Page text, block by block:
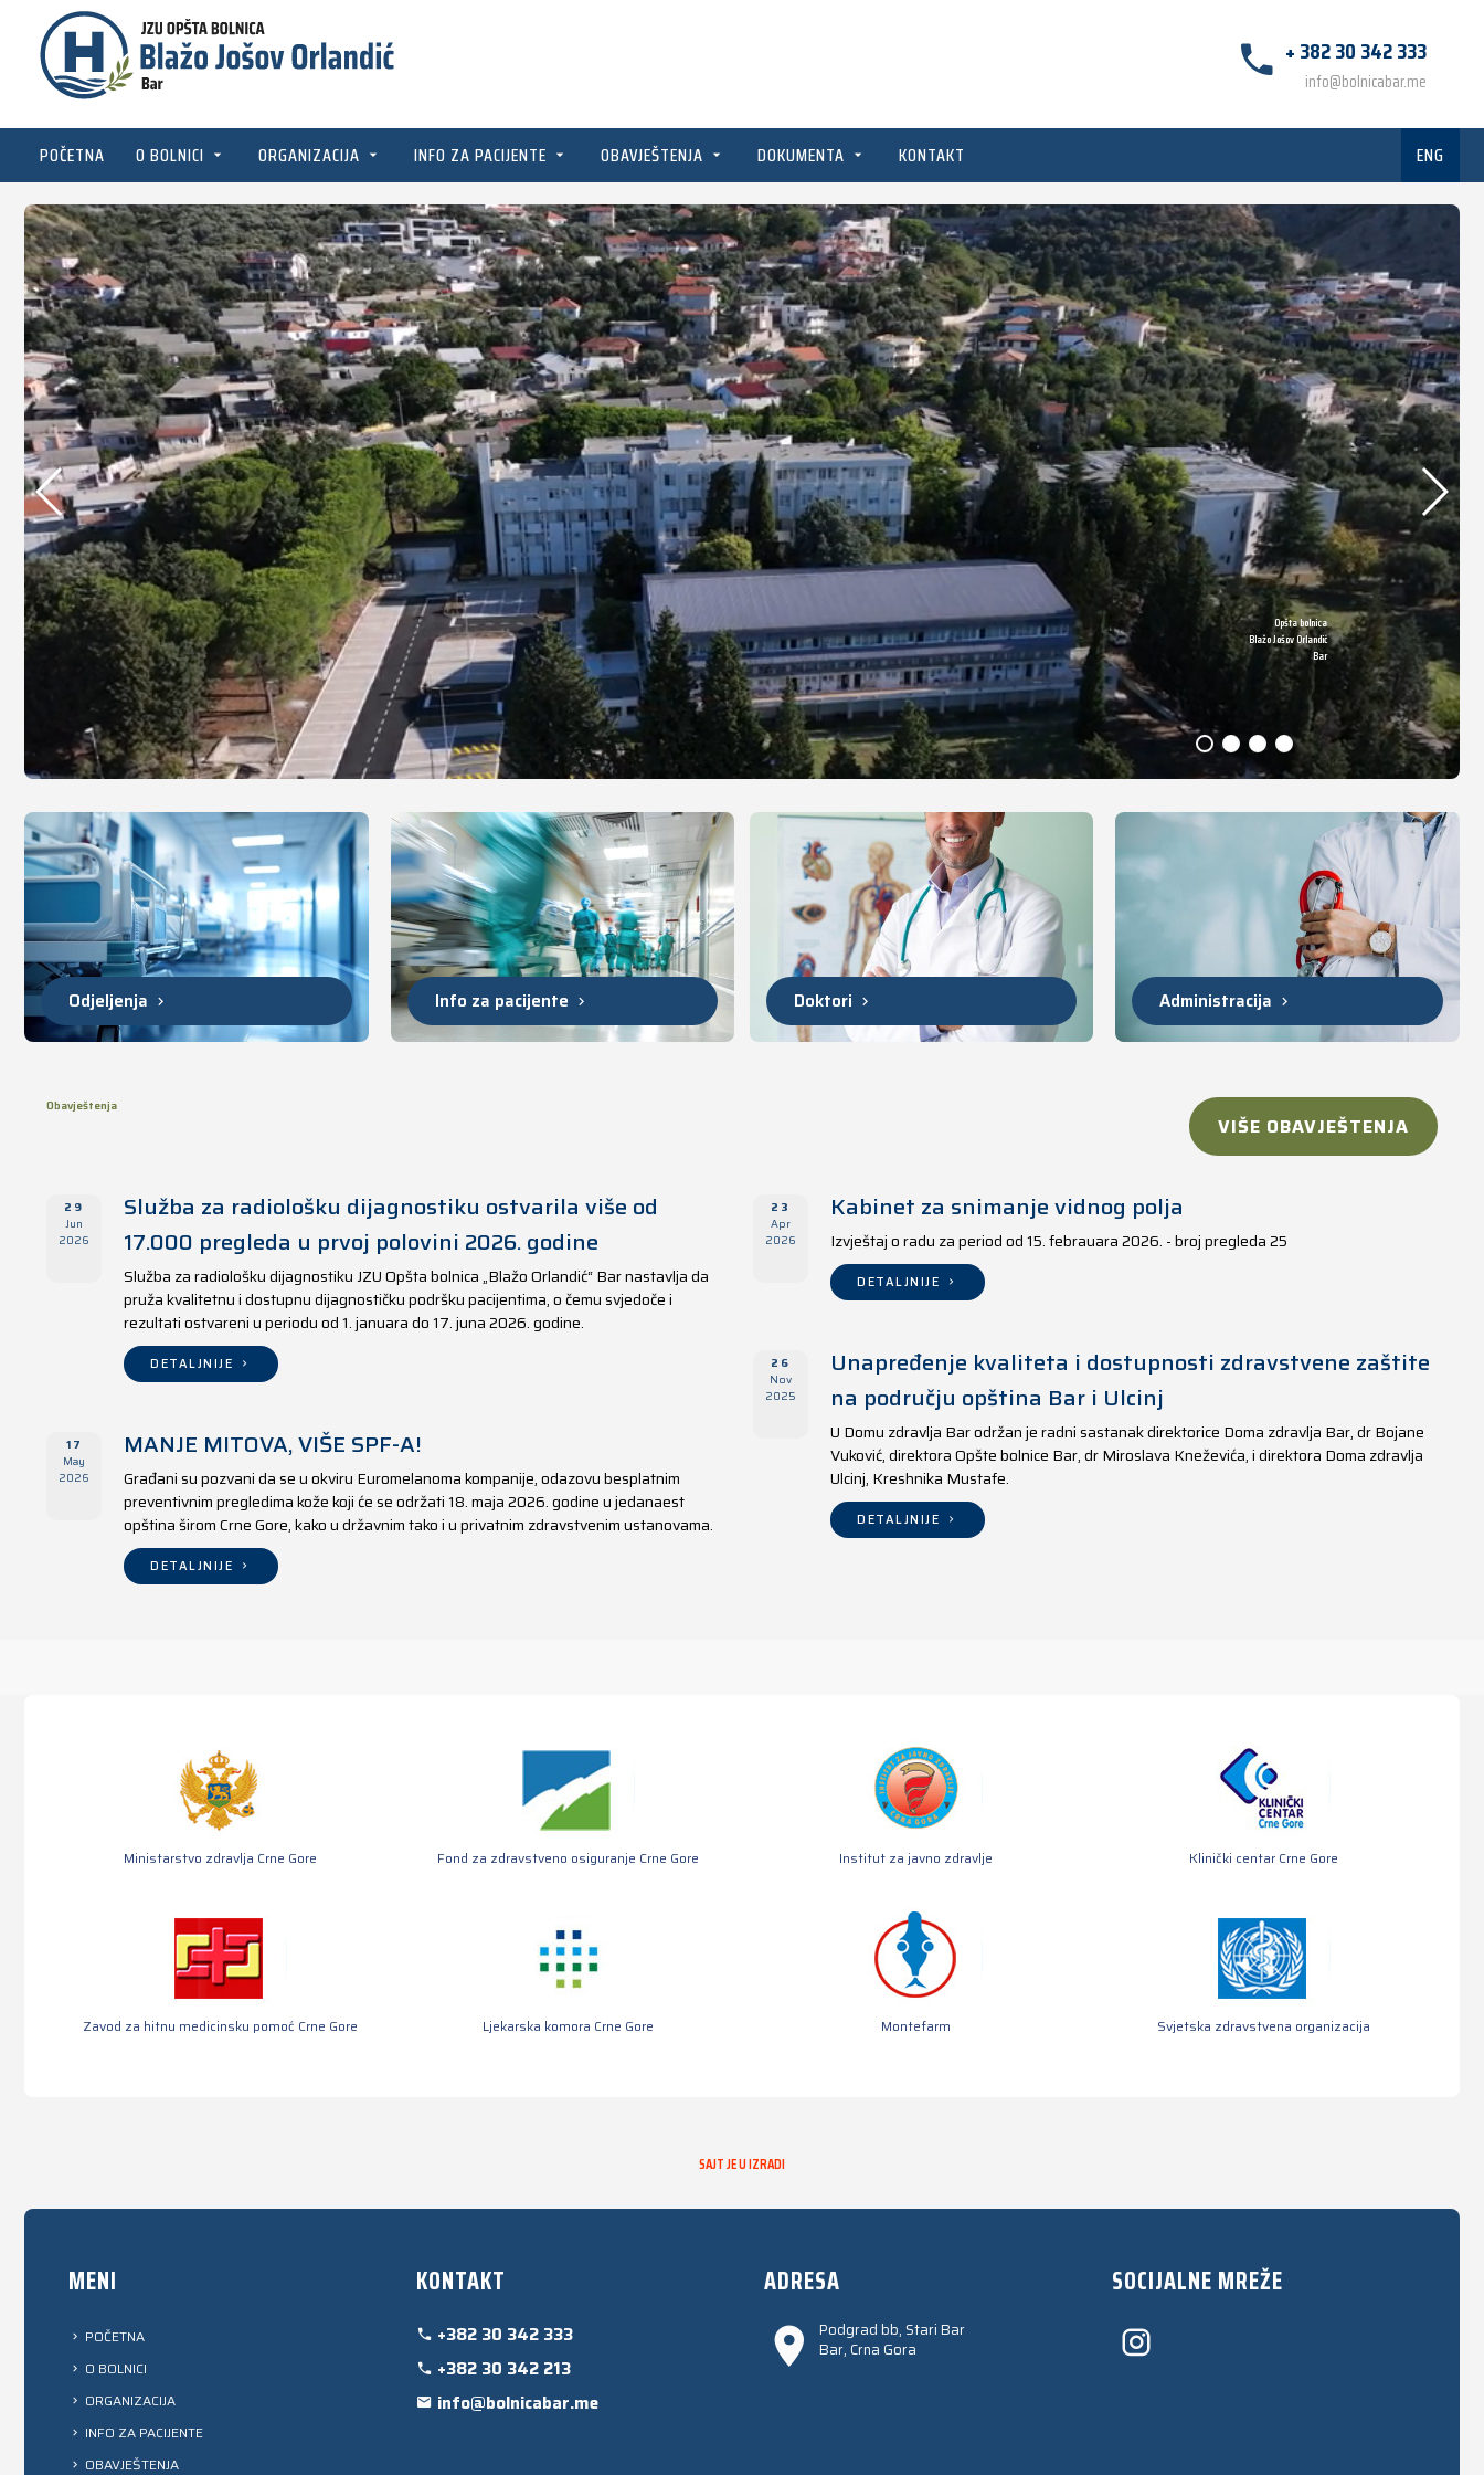
+ 382 30 342 333
info@bolnicabar.me
POČETNA O BOLNICI ORGANIZACIJA INFO ZA PACIJENTE OBAVJEŠTENJA DOKUMENTA KONTAKT ENG
Opšta bolnica
Blažo Jošov Orlandić
Bar
Odjeljenja
DETALJNIJE
Info za pacijente
DETALJNIJE
Doktori
DETALJNIJE
Administracija
DETALJNIJE
Obavještenja
VIŠE OBAVJEŠTENJA
29
Jun
2026
Služba za radiološku dijagnostiku ostvarila više od
17.000 pregleda u prvoj polovini 2026. godine
Služba za radiološku dijagnostiku JZU Opšta bolnica „Blažo Orlandić“ Bar nastavlja da
pruža kvalitetnu i dostupnu dijagnostičku podršku pacijentima, o čemu svjedoče i
rezultati ostvareni u periodu od 1. januara do 17. juna 2026. godine.
DETALJNIJE
17
May
2026
MANJE MITOVA, VIŠE SPF-A!
Građani su pozvani da se u okviru Euromelanoma kompanije, odazovu besplatnim
preventivnim pregledima kože koji će se održati 18. maja 2026. godine u jedanaest
opština širom Crne Gore, kako u državnim tako i u privatnim zdravstvenim ustanovama.
DETALJNIJE
23
Apr
2026
Kabinet za snimanje vidnog polja
Izvještaj o radu za period od 15. febrauara 2026. - broj pregleda 25
DETALJNIJE
26
Nov
2025
Unapređenje kvaliteta i dostupnosti zdravstvene zaštite
na području opština Bar i Ulcinj
U Domu zdravlja Bar održan je radni sastanak direktorice Doma zdravlja Bar, dr Bojane
Vuković, direktora Opšte bolnice Bar, dr Miroslava Kneževića, i direktora Doma zdravlja
Ulcinj, Kreshnika Mustafe.
DETALJNIJE
Ministarstvo zdravlja Crne Gore Fond za zdravstveno osiguranje Crne Gore Institut za javno zdravlje Klinički centar Crne Gore
Zavod za hitnu medicinsku pomoć Crne Gore Ljekarska komora Crne Gore Montefarm Svjetska zdravstvena organizacija
SAJT JE U IZRADI
MENI
POČETNA
O BOLNICI
ORGANIZACIJA
INFO ZA PACIJENTE
OBAVJEŠTENJA
KONTAKT
+382 30 342 333
+382 30 342 213
info@bolnicabar.me
ADRESA
Podgrad bb, Stari Bar
Bar, Crna Gora
SOCIJALNE MREŽE